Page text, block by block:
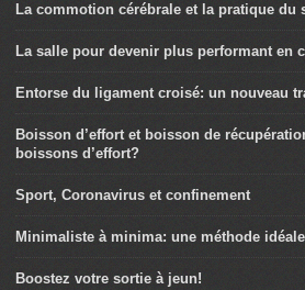
La commotion cérébrale et la pratique du
La salle pour devenir plus performant en
Entorse du ligament croisé: un nouveau
Boisson d’effort et boisson de
boissons d’effort?
Sport, Coronavirus et confinement
Minimaliste à minima: une méthode
Boostez votre sortie à jeun!